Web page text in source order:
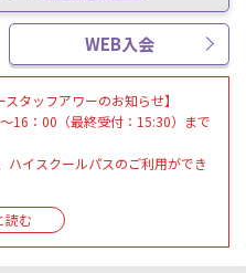
WEB入会
タッフアワーのお知らせ】
16：00（最終受付：15:30）まで
ハイスクールパスのご利用ができ
終日ノースタッフデーになりま